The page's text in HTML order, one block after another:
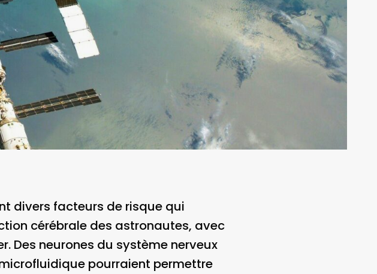
divers facteurs de risque qui
cérébrale des astronautes, avec
Des neurones du système nerveux
pourraient permettre